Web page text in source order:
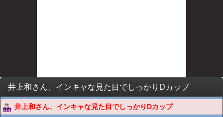
井上和さん、インキャな見た目でしっかりDカップ
井上和さん、インキャな見た目でしっかりDカップ